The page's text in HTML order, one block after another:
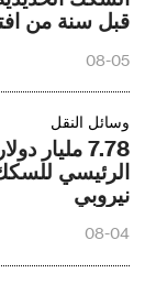
قبل سنة من
08-05
وسائل النقل
7.78 مليار
الرئيسي
نيروبي
08-04